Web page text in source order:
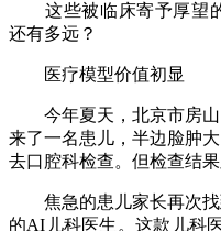
这些被临床寄予厚望的
还有多远？
医疗模型价值初显
今年夏天，北京市房山
来了一名患儿，半边脸肿
去口腔科检查。但检查结
焦急的患儿家长再次找
的AI儿科医生。这款儿科